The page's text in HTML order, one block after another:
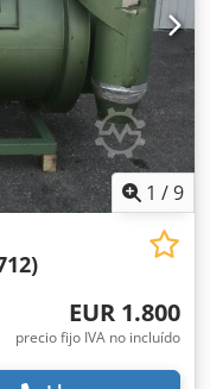
1 /9
EUR 1.800
precio fijo IVA no incluído